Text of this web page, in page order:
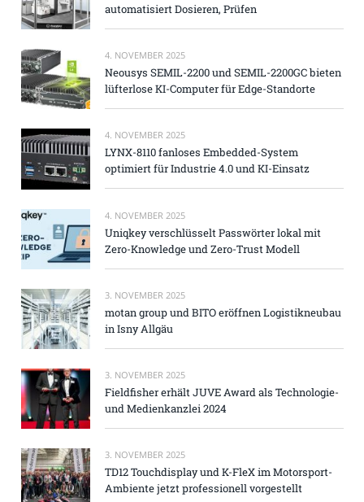
automatisiert Dosieren, Prüfen
4. NOVEMBER 2025
Neousys SEMIL-2200 und SEMIL-2200GC bieten
lüfterlose KI-Computer für Edge-Standorte
4. NOVEMBER 2025
LYNX-8110 fanloses Embedded-System
optimiert für Industrie 4.0 und KI-Einsatz
4. NOVEMBER 2025
Uniqkey verschlüsselt Passwörter lokal mit
Zero-Knowledge und Zero-Trust Modell
3. NOVEMBER 2025
motan group und BITO eröffnen Logistikneubau
in Isny Allgäu
3. NOVEMBER 2025
Fieldfisher erhält JUVE Award als Technologie-
und Medienkanzlei 2024
3. NOVEMBER 2025
TD12 Touchdisplay und K-FleX im Motorsport-
Ambiente jetzt professionell vorgestellt